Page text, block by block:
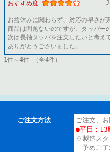
おすすめ度
お盆休みに関わらず、対応の早さが
商品は問題ないのですが、タッパー
次は長袖タッパを注文したいと考え
ありがとうございました。
1件～4件 （全4件）
ご注文方法
ご注文、
●平日：13
※製造スタ
予めご了